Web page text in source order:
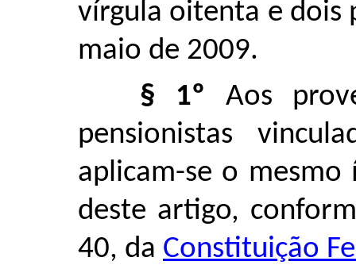
vírgula oitenta e dois
maio de 2009.
§ 1º Aos
pensionistas
aplicam-se o
deste artigo,
40, da Constituição